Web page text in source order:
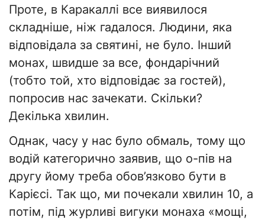
Проте, в Каракаллі все виявилося
складніше, ніж гадалося. Людини, яка
відповідала за святині, не було. Інший
монах, швидше за все, фондарічний
(тобто той, хто відповідає за гостей),
попросив нас зачекати. Скільки?
Декілька хвилин.
Однак, часу у нас було обмаль, тому що
водій категорично заявив, що о-пів на
другу йому треба обов’язково бути в
Карієсі. Так що, ми почекали хвилин 10, а
потім, під журливі вигуки монаха «мощі,